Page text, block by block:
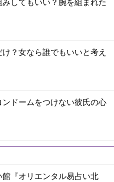
？女なら誰でもいいと考え
ドームをつけない彼氏の心
『オリエンタル易占い北